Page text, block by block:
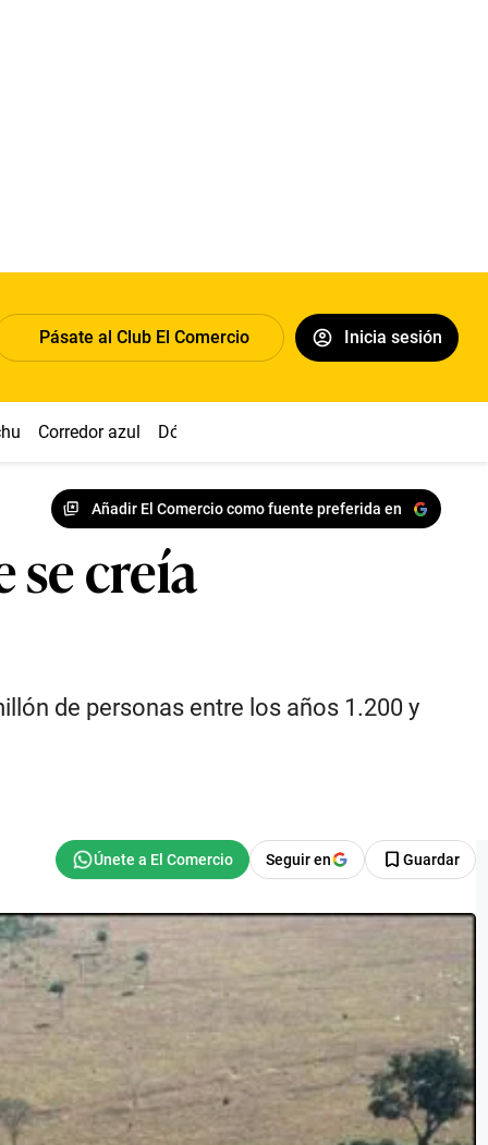
Pásate al Club El Comercio Inicia sesión
Corredor azul Dólar
Añadir El Comercio como fuente preferida en
se creía
de personas entre los años 1.200 y
Seguir en Guardar